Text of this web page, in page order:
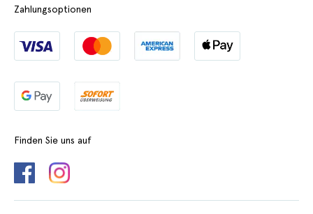
Zahlungsoptionen
Finden Sie uns auf